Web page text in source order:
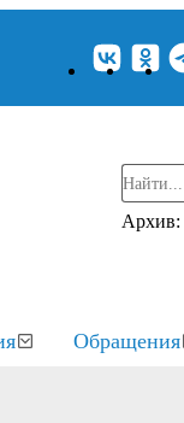
Архив:
Обращения